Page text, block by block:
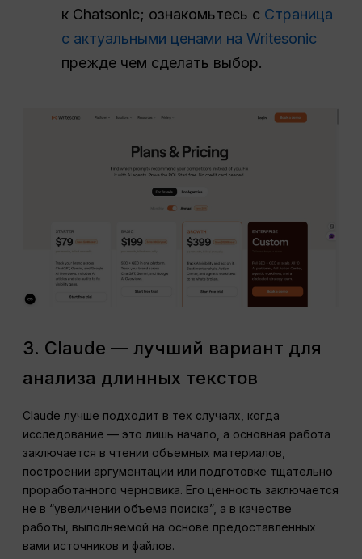
к Chatsonic; ознакомьтесь с Страница
с актуальными ценами на Writesonic
прежде чем сделать выбор.
3. Claude — лучший вариант для
анализа длинных текстов
Claude лучше подходит в тех случаях, когда
исследование — это лишь начало, а основная работа
заключается в чтении объемных материалов,
построении аргументации или подготовке тщательно
проработанного черновика. Его ценность заключается
не в “увеличении объема поиска”, а в качестве
работы, выполняемой на основе предоставленных
вами источников и файлов.